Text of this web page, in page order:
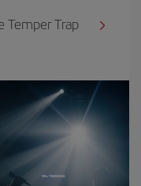
Temper Trap